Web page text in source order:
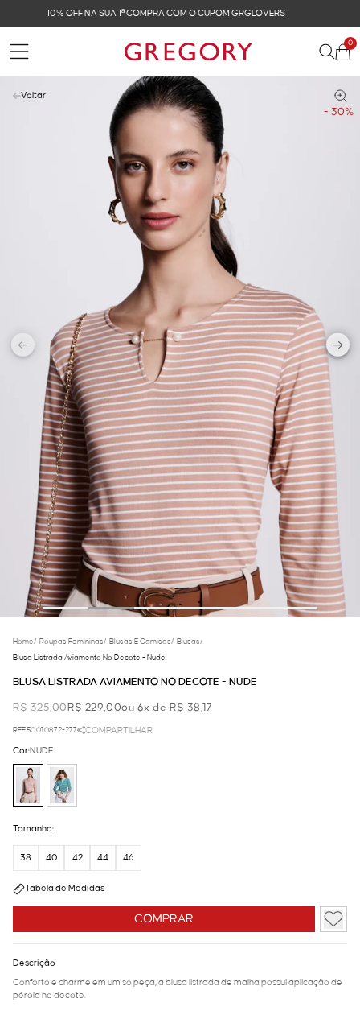
FRETE GRÁTIS NAS COMPRAS ACIMA DE R$ 899
0
- 30%
Voltar
Home/ Roupas Femininas/ Blusas E Camisas/ Blusas/
Blusa Listrada Aviamento No Decote - Nude
BLUSA LISTRADA AVIAMENTO NO DECOTE - NUDE
R$ 325,00R$ 229,00ou 6x de R$ 38,17
REF.50.01.0872-277 COMPARTILHAR
COMPRAR
Cor:NUDE
Tamanho:
38 40 42 44 46
Tabela de Medidas
Descrição
Conforto e charme em um só peça, a blusa listrada de malha possui aplicação de
pérola no decote.